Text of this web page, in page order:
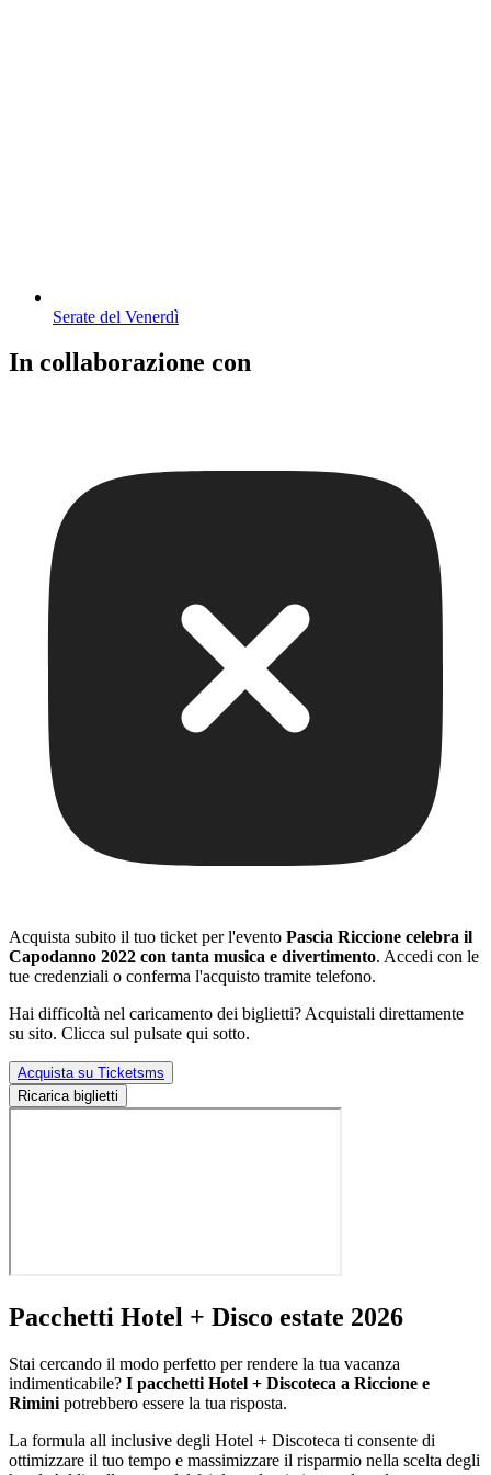
Serate del Venerdì
In collaborazione con
Acquista subito il tuo ticket per l'evento Pascia Riccione celebra il
Capodanno 2022 con tanta musica e divertimento. Accedi con le
tue credenziali o conferma l'acquisto tramite telefono.
Hai difficoltà nel caricamento dei biglietti? Acquistali direttamente
su sito. Clicca sul pulsate qui sotto.
Acquista su Ticketsms
Ricarica biglietti
Pacchetti Hotel + Disco estate 2026
Stai cercando il modo perfetto per rendere la tua vacanza
indimenticabile? I pacchetti Hotel + Discoteca a Riccione e
Rimini potrebbero essere la tua risposta.
La formula all inclusive degli Hotel + Discoteca ti consente di
ottimizzare il tuo tempo e massimizzare il risparmio nella scelta degli